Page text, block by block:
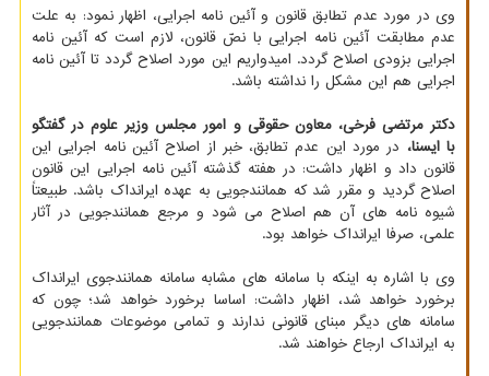
وی در مورد عدم تطابق قانون و آئین نامه اجرایی، اظهار نمود: به علت
عدم مطابقت آئین نامه اجرایی با نصّ قانون، لازم است که آئین نامه
اجرایی بزودی اصلاح گردد. امیدواریم این مورد اصلاح گردد تا آئین نامه
اجرایی هم این مشکل را نداشته باشد.
دکتر مرتضی فرخی، معاون حقوقی و امور مجلس وزیر علوم در گفتگو
با ایسنا، در مورد این عدم تطابق، خبر از اصلاح آئین نامه اجرایی این
قانون داد و اظهار داشت: در هفته گذشته آئین نامه اجرایی این قانون
اصلاح گردید و مقرر شد که همانندجویی به عهده ایرانداک باشد. طبیعتاً
شیوه نامه های آن هم اصلاح می شود و مرجع همانندجویی در آثار
علمی، صرفا ایرانداک خواهد بود.
وی با اشاره به اینکه با سامانه های مشابه سامانه همانندجوی ایرانداک
برخورد خواهد شد، اظهار داشت: اساسا برخورد خواهد شد؛ چون که
سامانه های دیگر مبنای قانونی ندارند و تمامی موضوعات همانندجویی
به ایرانداک ارجاع خواهند شد.